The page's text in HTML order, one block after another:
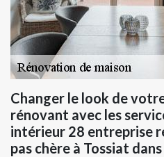
Changer le look de
rénovant avec les
intérieur 28 entreprise
pas chère à Tossiat